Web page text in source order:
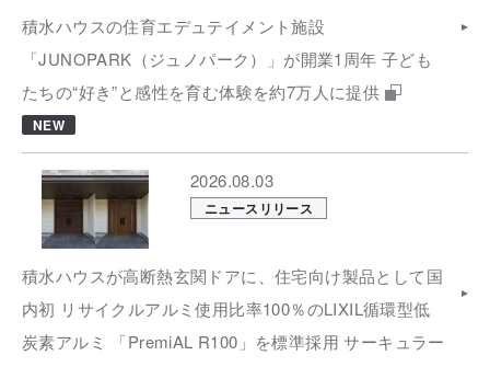
積水ハウスの住育エデュテイメント施設
「JUNOPARK（ジュノパーク）」が開業1周年 子ども
たちの“好き”と感性を育む体験を約7万人に提供
NEW
2026.08.03
ニュースリリース
積水ハウスが高断熱玄関ドアに、住宅向け製品として国
内初 リサイクルアルミ使用比率100％のLIXIL循環型低
炭素アルミ 「PremiAL R100」を標準採用 サーキュラー